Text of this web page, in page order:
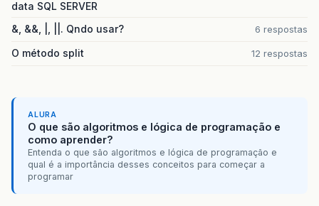
data SQL SERVER
&, &&, |, ||. Qndo usar?
6 respostas
O método split 12 respostas
ALURA
O que são algoritmos e lógica de programação e
como aprender?
Entenda o que são algoritmos e lógica de programação e
qual é a importância desses conceitos para começar a
programar